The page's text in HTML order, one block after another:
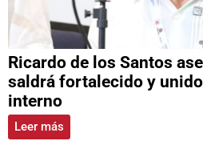
Ricardo de los Santos
saldrá fortalecido y
interno
Leer más